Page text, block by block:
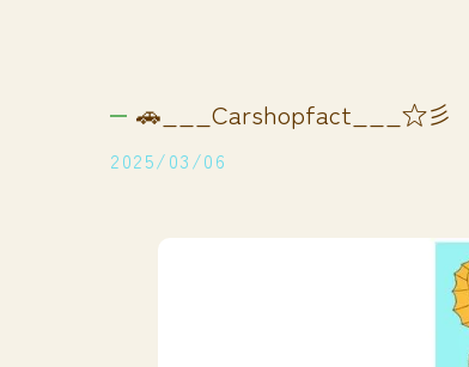
🚗___Carshopfact___☆彡
2025/03/06